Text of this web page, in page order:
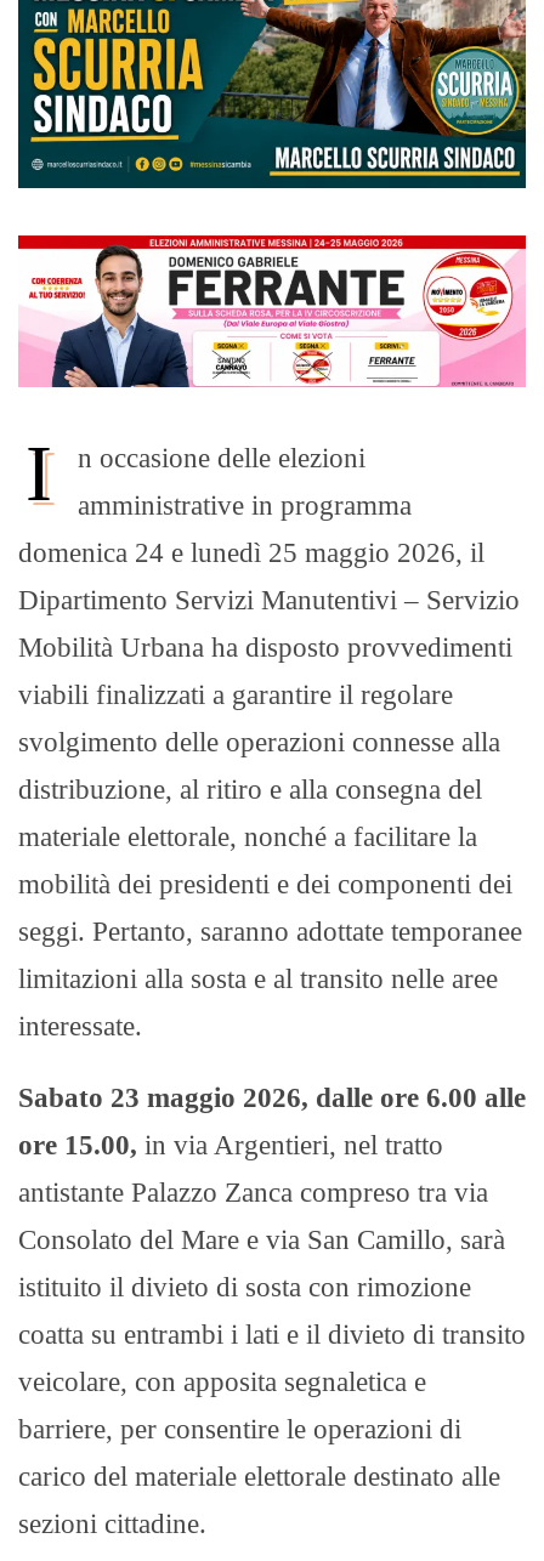
I
n occasione delle elezioni
amministrative in programma
domenica 24 e lunedì 25 maggio 2026, il
Dipartimento Servizi Manutentivi – Servizio
Mobilità Urbana ha disposto provvedimenti
viabili finalizzati a garantire il regolare
svolgimento delle operazioni connesse alla
distribuzione, al ritiro e alla consegna del
materiale elettorale, nonché a facilitare la
mobilità dei presidenti e dei componenti dei
seggi. Pertanto, saranno adottate temporanee
limitazioni alla sosta e al transito nelle aree
interessate.
Sabato 23 maggio 2026, dalle ore 6.00 alle
ore 15.00, in via Argentieri, nel tratto
antistante Palazzo Zanca compreso tra via
Consolato del Mare e via San Camillo, sarà
istituito il divieto di sosta con rimozione
coatta su entrambi i lati e il divieto di transito
veicolare, con apposita segnaletica e
barriere, per consentire le operazioni di
carico del materiale elettorale destinato alle
sezioni cittadine.